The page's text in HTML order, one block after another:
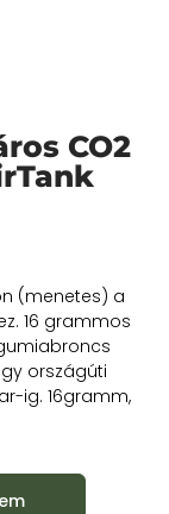
CO2
(menetes) a
16 grammos
országúti
ig. 16gramm,